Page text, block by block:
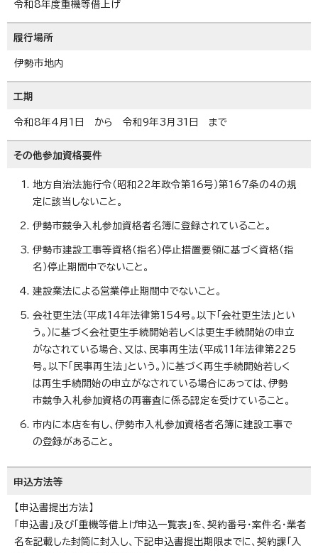
令和8年度重機等借上げ
履行場所
伊勢市地内
工期
令和8年4月1日 から 令和9年3月31日 まで
その他参加資格要件
地方自治法施行令（昭和22年政令第16号）第167条の4の規
定に該当しないこと。
伊勢市競争入札参加資格者名簿に登録されていること。
伊勢市建設工事等資格（指名）停止措置要領に基づく資格（指
名）停止期間中でないこと。
建設業法による営業停止期間中でないこと。
会社更生法（平成14年法律第154号。以下「会社更生法」とい
う。）に基づく会社更生手続開始若しくは更生手続開始の申立
がなされている場合、又は、民事再生法（平成11年法律第225
号。以下「民事再生法」という。）に基づく再生手続開始若しく
は再生手続開始の申立がなされている場合にあっては、伊勢
市競争入札参加資格の再審査に係る認定を受けていること。
市内に本店を有し、伊勢市入札参加資格者名簿に建設工事で
の登録があること。
申込方法等
【申込書提出方法】
「申込書」及び「重機等借上げ申込一覧表」を、契約番号・案件名・業者
名を記載した封筒に封入し、下記申込書提出期限までに、契約課「入